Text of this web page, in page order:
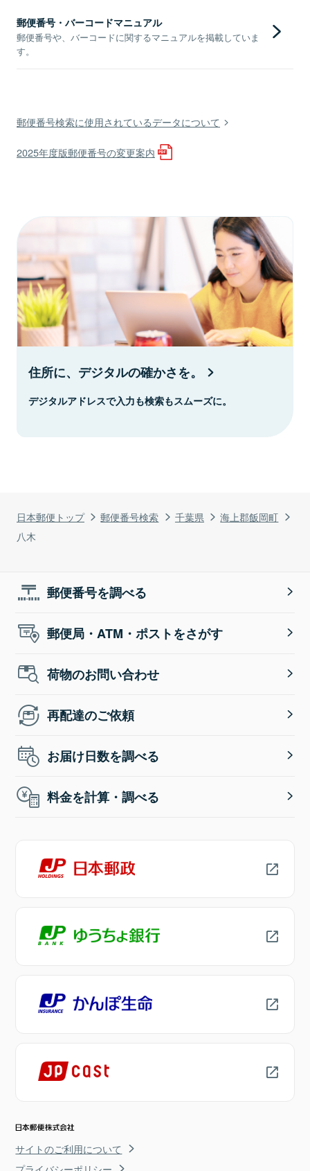
日本郵便トップ 郵便番号検索 千葉県
海上郡飯岡町
八木
郵便番号・バーコードマニュアル
郵便番号や、バーコードに関するマニュアルを掲載していま
す。
郵便番号検索に使用されているデータについて
2025年度版郵便番号の変更案内
住所に、デジタルの確かさを。
デジタルアドレスで入力も検索もスムーズに。
郵便番号を調べる
郵便局・ATM・ポストをさがす
荷物のお問い合わせ
再配達のご依頼
お届け日数を調べる
料金を計算・調べる
サイトのご利用について